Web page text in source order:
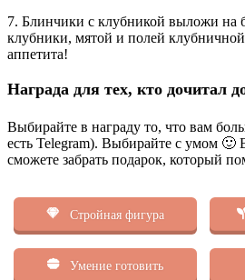
7. Блинчики с клубникой выложи на
клубники, мятой и полей
аппетита!
Награда для тех, кто дочитал
Выбирайте в награду то, что вам
есть Telegram). Выбирайте с умом
сможете забрать подарок, который
Стройная фигура
Умение готовить